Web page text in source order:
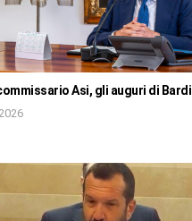
Asi, gli auguri di Bardi